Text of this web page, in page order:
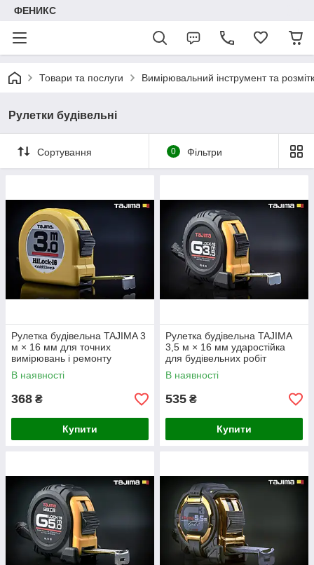
ФЕНИКС
Товари та послуги Вимірювальний інструмент та
Рулетки будівельні
Сортування 0 Фільтри
Рулетка будівельна TAJIMA 3
м × 16 мм для точних
вимірювань і ремонту
В наявності
368 ₴
Купити
Рулетка будівельна TAJIMA
3,5 м × 16 мм ударостійка
для будівельних робіт
В наявності
535 ₴
Купити